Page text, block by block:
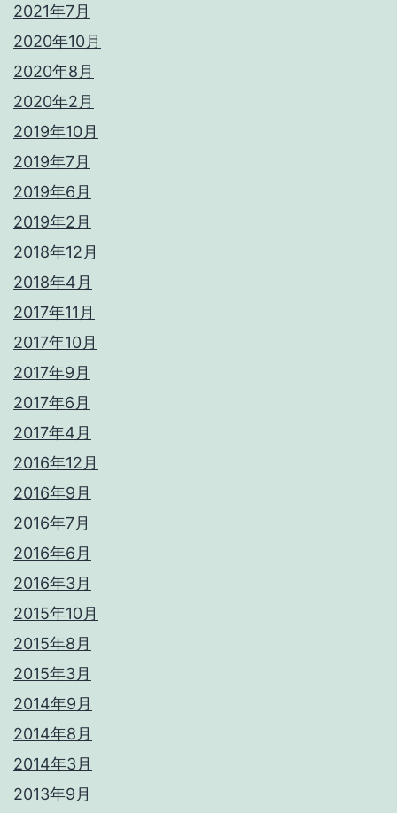
2021年7月
2020年10月
2020年8月
2020年2月
2019年10月
2019年7月
2019年6月
2019年2月
2018年12月
2018年4月
2017年11月
2017年10月
2017年9月
2017年6月
2017年4月
2016年12月
2016年9月
2016年7月
2016年6月
2016年3月
2015年10月
2015年8月
2015年3月
2014年9月
2014年8月
2014年3月
2013年9月